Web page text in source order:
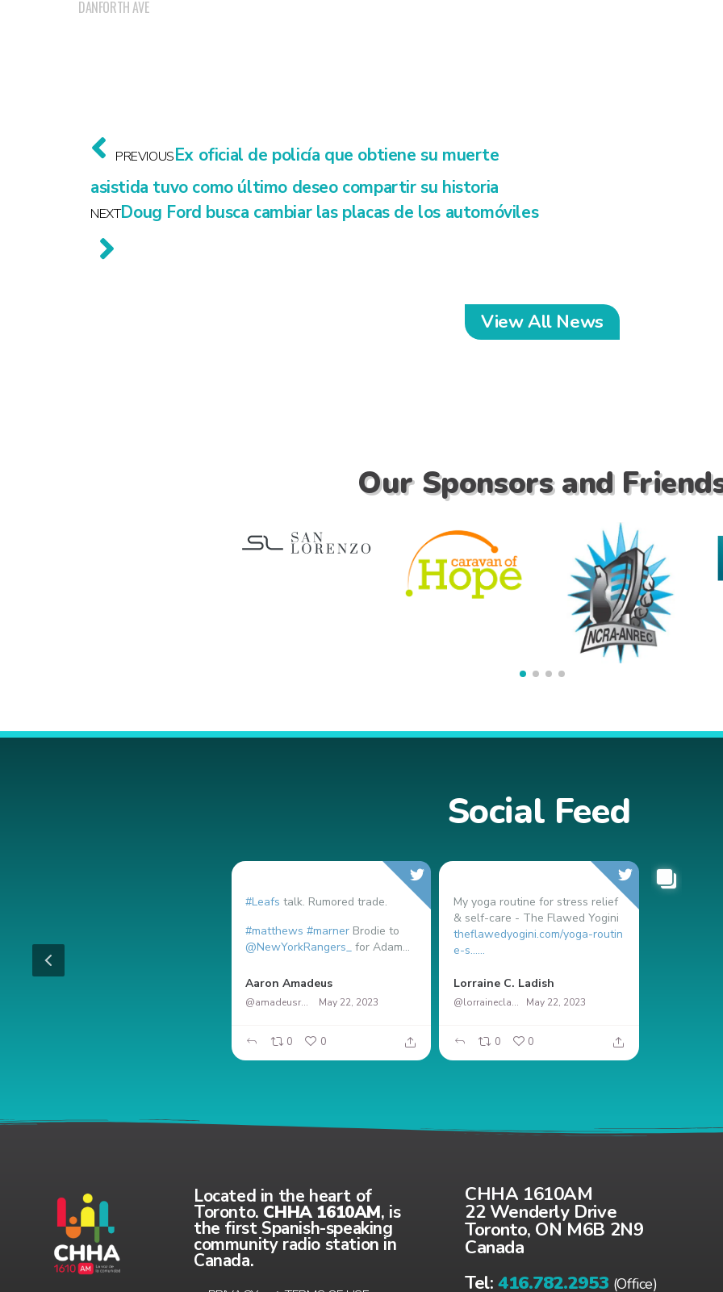
DANFORTH AVE
PREVIOUSEx oficial de policía que obtiene su muerte
asistida tuvo como último deseo compartir su historia
NEXTDoug Ford busca cambiar las placas de los automóviles
View All News
Our Sponsors and
Social Feed
#Leafs talk. Rumored trade.
#matthews #marner Brodie to
@NewYorkRangers_ for Adam...
Aaron Amadeus
@amadeusrock May 22, 2023
0 0
My yoga routine for stress relief
& self-care - The Flawed Yogini
theflawedyogini.com/yoga-routin
e-s…...
Lorraine C. Ladish
@lorrainecladish May 22, 2023
0 0
Located in the heart of
Toronto. CHHA 1610AM, is
the first Spanish-speaking
community radio station in
Canada.
CHHA 1610AM
22 Wenderly Drive
Toronto, ON M6B 2N9
Canada
Tel:416.782.2953 (Office)